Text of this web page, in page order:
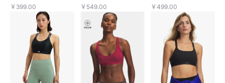
强度
￥399.00
衣-高强度
￥549.00
￥499.00